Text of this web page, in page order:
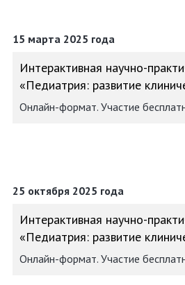
15 марта 2025 года
Интерактивная научно-
«Педиатрия: развитие
Онлайн-формат. Участие
25 октября 2025 года
Интерактивная научно-
«Педиатрия: развитие
Онлайн-формат. Участие